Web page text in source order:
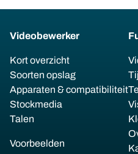
Videobewerker
Kort overzicht
Soorten opslag
Apparaten & compatibiliteit
Stockmedia
Talen
Voorbeelden